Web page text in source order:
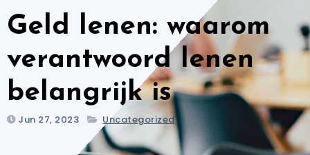
Geld lenen: waarom
verantwoord lenen
belangrijk is
Jun 27, 2023 Uncategorized